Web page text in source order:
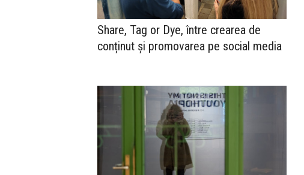
Share, Tag or Dye, între crearea de
conținut și promovarea pe social media